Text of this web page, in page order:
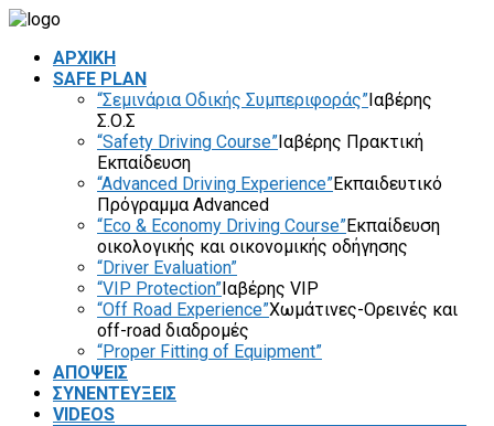
ΑΡΧΙΚΗ
SAFE PLAN
“Σεμινάρια Οδικής Συμπεριφοράς”Ιαβέρης
Σ.Ο.Σ
“Safety Driving Course”Ιαβέρης Πρακτική
Εκπαίδευση
“Advanced Driving Experience”Εκπαιδευτικό
Πρόγραμμα Advanced
“Eco & Economy Driving Course”Εκπαίδευση
οικολογικής και οικονομικής οδήγησης
“Driver Evaluation”
“VIP Protection”Ιαβέρης VIP
“Off Road Experience”Χωμάτινες-Ορεινές και
off-road διαδρομές
“Proper Fitting of Equipment”
ΑΠΟΨΕΙΣ
ΣΥΝΕΝΤΕΥΞΕΙΣ
VIDEOS